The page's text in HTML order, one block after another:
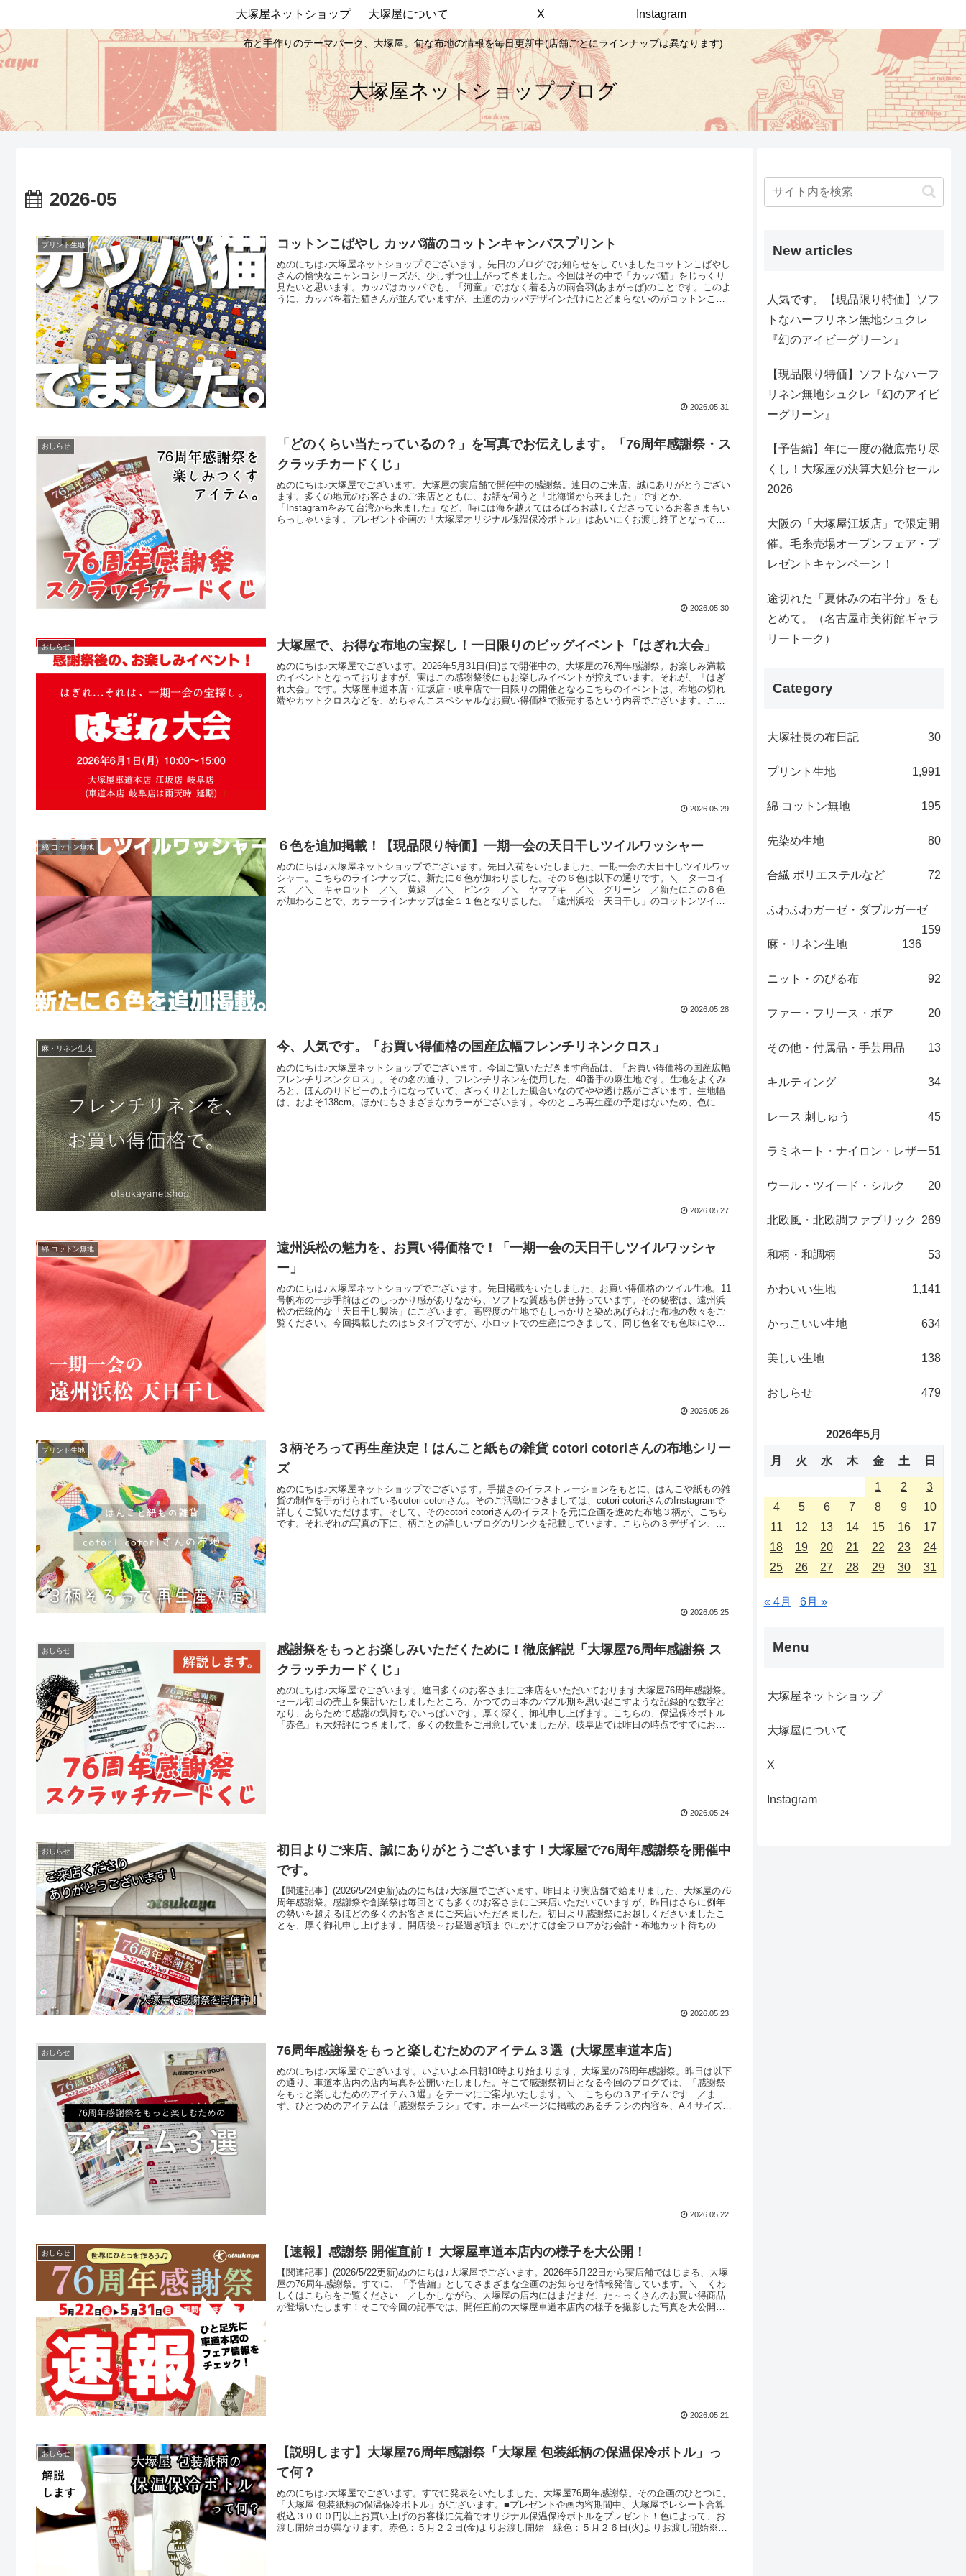
布と手作りのテーマパーク、大塚屋。旬な布地の情報を毎日更新中(店舗ごとにラインナップは異なります)
大塚屋ネットショップブログ
大塚屋ネットショップ 大塚屋について X Instagram
2026-05
プリント生地 コットンこばやし カッパ猫のコットンキャンバスプリント
ぬのにちは♪大塚屋ネットショップでございます。先日のブログでお知らせをしていましたコットンこばやし
さんの愉快なニャンコシリーズが、少しずつ仕上がってきました。今回はその中で「カッパ猫」をじっくり
見たいと思います。カッパはカッパでも、「河童」ではなく着る方の雨合羽(あまがっぱ)のことです。このよ
うに、カッパを着た猫さんが並んでいますが、王道のカッパデザインだけにとどまらないのがコットンこば
2026.05.31
おしらせ
「どのくらい当たっているの？」を写真でお伝えします。「76周年感謝祭・ス
クラッチカードくじ」
ぬのにちは♪大塚屋でございます。大塚屋の実店舗で開催中の感謝祭。連日のご来店、誠にありがとうござい
ます。多くの地元のお客さまのご来店とともに、お話を伺うと「北海道から来ました」ですとか、
「Instagramをみて台湾から来ました」など、時には海を越えてはるばるお越しくださっているお客さまもい
らっしゃいます。プレゼント企画の「大塚屋オリジナル保温保冷ボトル」はあいにくお渡し終了となってし
2026.05.30
おしらせ 大塚屋で、お得な布地の宝探し！一日限りのビッグイベント「はぎれ大会」
ぬのにちは♪大塚屋でございます。2026年5月31日(日)まで開催中の、大塚屋の76周年感謝祭。お楽しみ満載
のイベントとなっておりますが、実はこの感謝祭後にもお楽しみイベントが控えています。それが、「はぎ
れ大会」です。大塚屋車道本店・江坂店・岐阜店で一日限りの開催となるこちらのイベントは、布地の切れ
端やカットクロスなどを、めちゃんこスペシャルなお買い得価格で販売するという内容でございます。ここ
2026.05.29
綿 コットン無地 ６色を追加掲載！【現品限り特価】一期一会の天日干しツイルワッシャー
ぬのにちは♪大塚屋ネットショップでございます。先日入荷をいたしました、一期一会の天日干しツイルワッ
シャー。こちらのラインナップに、新たに６色が加わりました。その６色は以下の通りです。＼ ターコイ
ズ ／＼ キャロット ／＼ 黄緑 ／＼ ピンク ／＼ ヤマブキ ／＼ グリーン ／新たにこの６色
が加わることで、カラーラインナップは全１１色となりました。「遠州浜松・天日干し」のコットンツイル
2026.05.28
麻・リネン生地 今、人気です。「お買い得価格の国産広幅フレンチリネンクロス」
ぬのにちは♪大塚屋ネットショップでございます。今回ご覧いただきます商品は、「お買い得価格の国産広幅
フレンチリネンクロス」。その名の通り、フレンチリネンを使用した、40番手の麻生地です。生地をよくみ
ると、ほんのりドビーのようになっていて、ざっくりとした風合いなのでやや透け感がございます。生地幅
は、およそ138cm。ほかにもさまざまなカラーがございます。今のところ再生産の予定はないため、色によ
2026.05.27
綿 コットン無地
遠州浜松の魅力を、お買い得価格で！「一期一会の天日干しツイルワッシャ
ー」
ぬのにちは♪大塚屋ネットショップでございます。先日掲載をいたしました、お買い得価格のツイル生地。11
号帆布の一歩手前ほどのしっかり感がありながら、ソフトな質感も併せ持っています。その秘密は、遠州浜
松の伝統的な「天日干し製法」にございます。高密度の生地でもしっかりと染めあげられた布地の数々をご
覧ください。今回掲載したのは５タイプですが、小ロットでの生産につきまして、同じ色名でも色味にやや
2026.05.26
プリント生地
３柄そろって再生産決定！はんこと紙もの雑貨 cotori cotoriさんの布地シリー
ズ
ぬのにちは♪大塚屋ネットショップでございます。手描きのイラストレーションをもとに、はんこや紙もの雑
貨の制作を手がけられているcotori cotoriさん。そのご活動につきましては、cotori cotoriさんのInstagramで
詳しくご覧いただけます。そして、そのcotori cotoriさんのイラストを元に企画を進めた布地３柄が、こちら
です。それぞれの写真の下に、柄ごとの詳しいブログのリンクを記載しています。こちらの３デザイン、大
2026.05.25
おしらせ
感謝祭をもっとお楽しみいただくために！徹底解説「大塚屋76周年感謝祭 ス
クラッチカードくじ」
ぬのにちは♪大塚屋でございます。連日多くのお客さまにご来店をいただいております大塚屋76周年感謝祭。
セール初日の売上を集計いたしましたところ、かつての日本のバブル期を思い起こすような記録的な数字と
なり、あらためて感謝の気持ちでいっぱいです。厚く深く、御礼申し上げます。こちらの、保温保冷ボトル
「赤色」も大好評につきまして、多くの数量をご用意していましたが、岐阜店では昨日の時点ですでにお渡
2026.05.24
おしらせ
初日よりご来店、誠にありがとうございます！大塚屋で76周年感謝祭を開催中
です。
【関連記事】(2026/5/24更新)ぬのにちは♪大塚屋でございます。昨日より実店舗で始まりました、大塚屋の76
周年感謝祭。感謝祭や創業祭は毎回とても多くのお客さまにご来店いただいていますが、昨日はさらに例年
の勢いを超えるほどの多くのお客さまにご来店いただきました。初日より感謝祭にお越しくださいましたこ
とを、厚く御礼申し上げます。開店後～お昼過ぎ頃までにかけては全フロアがお会計・布地カット待ちの行
2026.05.23
おしらせ 76周年感謝祭をもっと楽しむためのアイテム３選（大塚屋車道本店）
ぬのにちは♪大塚屋でございます。いよいよ本日朝10時より始まります、大塚屋の76周年感謝祭。昨日は以下
の通り、車道本店内の店内写真を公開いたしました。そこで感謝祭初日となる今回のブログでは、「感謝祭
をもっと楽しむためのアイテム３選」をテーマにご案内いたします。＼ こちらの３アイテムです ／ま
ず、ひとつめのアイテムは「感謝祭チラシ」です。ホームページに掲載のあるチラシの内容を、A４サイズで
2026.05.22
おしらせ 【速報】感謝祭 開催直前！ 大塚屋車道本店内の様子を大公開！
【関連記事】(2026/5/22更新)ぬのにちは♪大塚屋でございます。2026年5月22日から実店舗ではじまる、大塚
屋の76周年感謝祭。すでに、「予告編」としてさまざまな企画のお知らせを情報発信しています。＼ くわ
しくはこちらをご覧ください ／しかしながら、大塚屋の店内にはまだまだ、た～っくさんのお買い得商品
が登場いたします！そこで今回の記事では、開催直前の大塚屋車道本店内の様子を撮影した写真を大公開い
2026.05.21
おしらせ
【説明します】大塚屋76周年感謝祭「大塚屋 包装紙柄の保温保冷ボトル」っ
て何？
ぬのにちは♪大塚屋でございます。すでに発表をいたしました、大塚屋76周年感謝祭。その企画のひとつに、
「大塚屋 包装紙柄の保温保冷ボトル」がございます。■プレゼント企画内容期間中、大塚屋でレシート合算
税込３０００円以上お買い上げのお客様に先着でオリジナル保温保冷ボトルをプレゼント！色によって、お
渡し開始日が異なります。赤色：５月２２日(金)よりお渡し開始 緑色：５月２６日(火)よりお渡し開始※お
New articles
人気です。【現品限り特価】ソフ
トなハーフリネン無地シュクレ
『幻のアイビーグリーン』
【現品限り特価】ソフトなハーフ
リネン無地シュクレ『幻のアイビ
ーグリーン』
【予告編】年に一度の徹底売り尽
くし！大塚屋の決算大処分セール
2026
大阪の「大塚屋江坂店」で限定開
催。毛糸売場オープンフェア・プ
レゼントキャンペーン！
途切れた「夏休みの右半分」をも
とめて。（名古屋市美術館ギャラ
リートーク）
Category
大塚社長の布日記 30
プリント生地 1,991
綿 コットン無地 195
先染め生地 80
合繊 ポリエステルなど 72
ふわふわガーゼ・ダブルガーゼ
159
麻・リネン生地
136
ニット・のびる布 92
ファー・フリース・ボア 20
その他・付属品・手芸用品 13
キルティング 34
レース 刺しゅう 45
ラミネート・ナイロン・レザー51
ウール・ツイード・シルク 20
北欧風・北欧調ファブリック 269
和柄・和調柄 53
かわいい生地 1,141
かっこいい生地 634
美しい生地 138
おしらせ 479
2026年5月
月 火 水 木 金 土 日
1 2
3
4
5 6 7 8 9
10
11
12 13 14 15 16
17
18
19 20 21 22 23
24
25
26 27 28 29 30 31
« 4月 6月 »
Menu
大塚屋ネットショップ
大塚屋について
X
Instagram